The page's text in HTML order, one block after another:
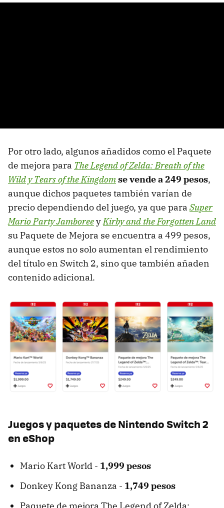
Por otro lado, algunos añadidos como el Paquete
de mejora para The Legend of Zelda: Breath of the
Wild y Tears of the Kingdomse vende a 249 pesos,
aunque dichos paquetes también varían de
precio dependiendo del juego, ya que para Super
Mario Party JamboreeyKirby and the Forgotten Land
su Paquete de Mejora se encuentra a 499 pesos,
aunque estos no solo aumentan el rendimiento
del título en Switch 2, sino que también añaden
contenido adicional.
Juegos y paquetes de Nintendo Switch 2
en eShop
Mario Kart World - 1,999 pesos
Donkey Kong Bananza - 1,749 pesos